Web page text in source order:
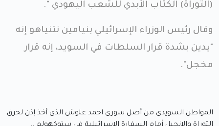
(التوراة) الكتاب الأبدي للشعب اليهودي ".
وقال رئيس الوزراء الإسرائيلي بنيامين نتنياهو إنه
"يدين بشدة قرار السلطات في السويد، إنه قرار
مخجل".
المواطن السويدي من أصل سوري احمد علوش الذي أخذ إذن لحرق